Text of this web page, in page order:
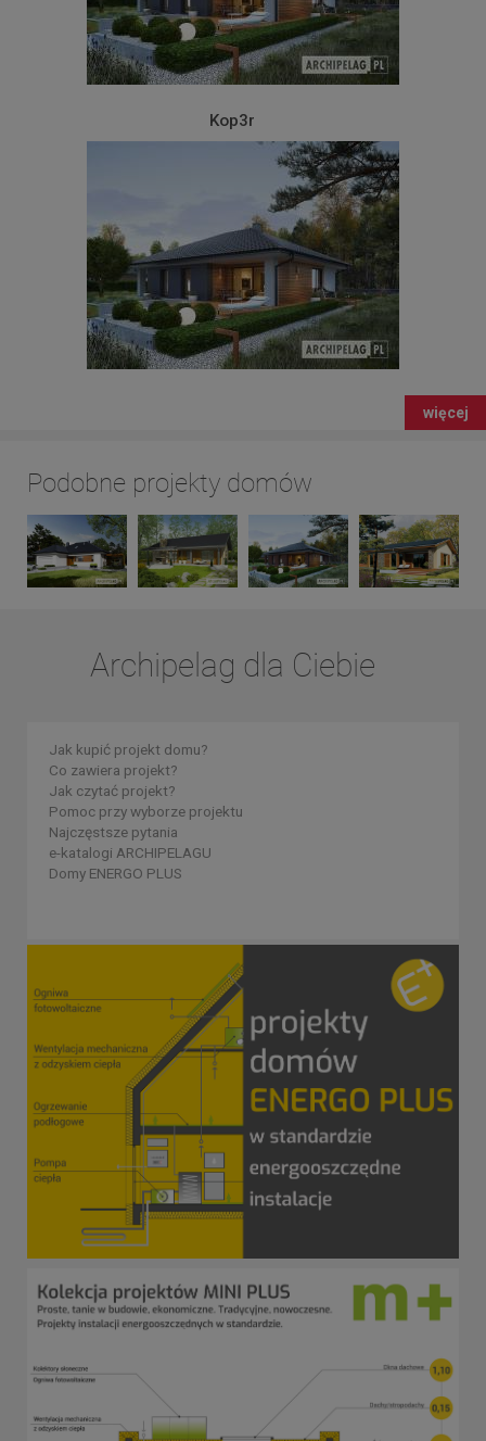
Kop3r
więcej
Podobne projekty domów
Archipelag dla Ciebie
Jak kupić projekt domu?
Co zawiera projekt?
Jak czytać projekt?
Pomoc przy wyborze projektu
Najczęstsze pytania
e-katalogi ARCHIPELAGU
Domy ENERGO PLUS